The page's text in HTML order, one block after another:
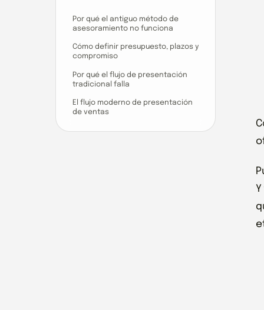
Por qué el antiguo método de
asesoramiento no funciona
Cómo definir presupuesto, plazos y
compromiso
Por qué el flujo de presentación
tradicional falla
El flujo moderno de presentación
de ventas